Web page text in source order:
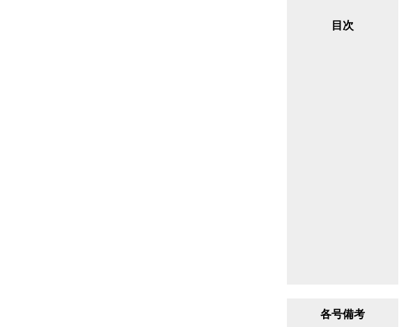
目次
各号備考